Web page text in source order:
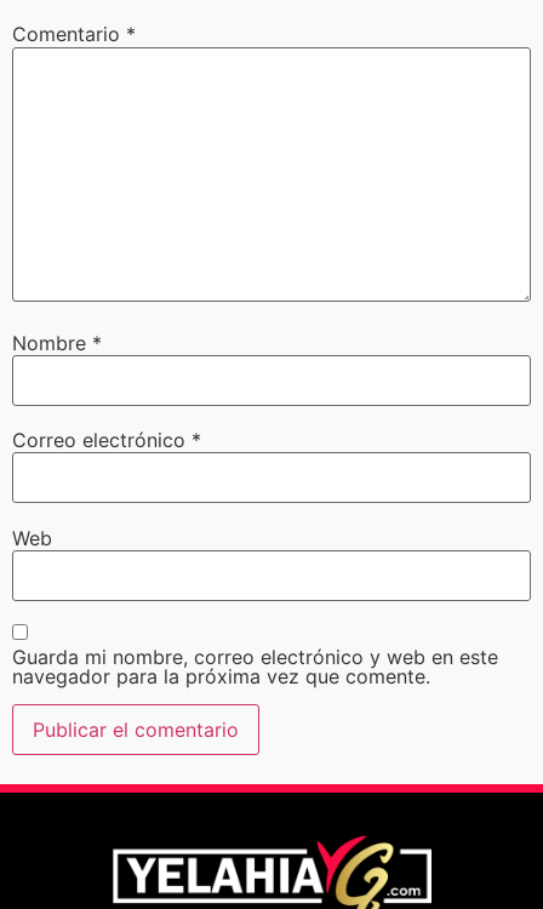
Comentario *
Nombre *
Correo electrónico *
Web
Guarda mi nombre, correo electrónico y web en este
navegador para la próxima vez que comente.